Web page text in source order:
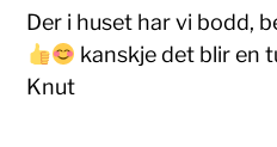
Der i huset har vi bodd,
kanskje det blir en
Knut